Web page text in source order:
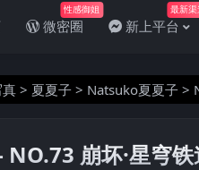
微密圈
性感御姐
新上平台
最新
真 > 夏夏子 > Natsuko夏夏子 >
崩坏·星穹